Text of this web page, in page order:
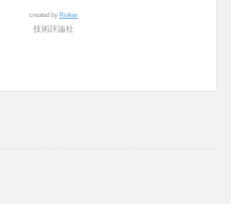
created by Rinker
技術評論社